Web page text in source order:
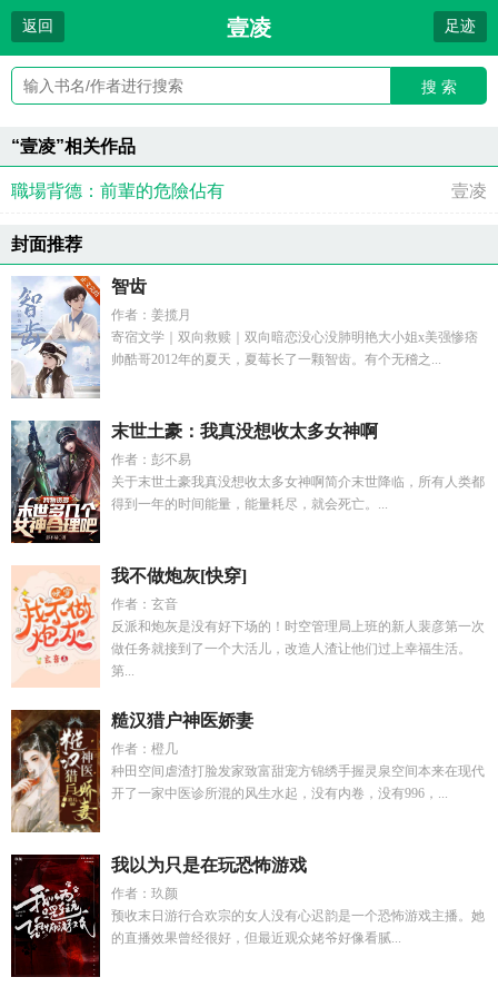
返回 壹凌 足迹
搜 索
“壹凌”相关作品
職場背德：前輩的危險佔有 壹凌
封面推荐
智齿
作者：姜揽月
寄宿文学｜双向救赎｜双向暗恋没心没肺明艳大小姐x美强惨痞
帅酷哥2012年的夏天，夏莓长了一颗智齿。有个无稽之...
末世土豪：我真没想收太多女神啊
作者：彭不易
关于末世土豪我真没想收太多女神啊简介末世降临，所有人类都
得到一年的时间能量，能量耗尽，就会死亡。...
我不做炮灰[快穿]
作者：玄音
反派和炮灰是没有好下场的！时空管理局上班的新人裴彦第一次
做任务就接到了一个大活儿，改造人渣让他们过上幸福生活。
第...
糙汉猎户神医娇妻
作者：橙几
种田空间虐渣打脸发家致富甜宠方锦绣手握灵泉空间本来在现代
开了一家中医诊所混的风生水起，没有内卷，没有996，...
我以为只是在玩恐怖游戏
作者：玖颜
预收末日游行合欢宗的女人没有心迟韵是一个恐怖游戏主播。她
的直播效果曾经很好，但最近观众姥爷好像看腻...